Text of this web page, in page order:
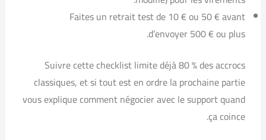
Faites un retrait test de 10 € ou 50 € avant
d’envoyer 500 € ou plus.
Suivre cette checklist limite déjà 80 % des accrocs
classiques, et si tout est en ordre la prochaine partie
vous explique comment négocier avec le support quand
ça coince.